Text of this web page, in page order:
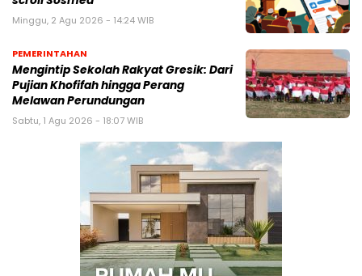
Minggu, 2 Agu 2026 - 14:24 WIB
PEMERINTAHAN
Mengintip Sekolah Rakyat Gresik: Dari
Pujian Khofifah hingga Perang
Melawan Perundungan
Sabtu, 1 Agu 2026 - 18:07 WIB